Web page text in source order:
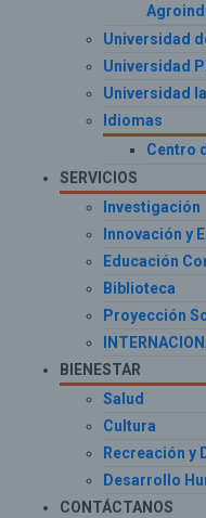
Universidad
Universidad
Universidad
Idiomas
Centro
SERVICIOS
Investigación
Innovación y
Educación
Biblioteca
Proyección
BIENESTAR
Salud
Cultura
Recreación y
Desarrollo
CONTÁCTANOS